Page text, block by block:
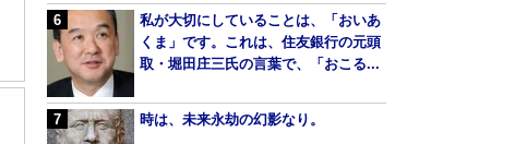
私が大切にしていることは、「おいあ
くま」です。これは、住友銀行の元頭
取・堀田庄三氏の言葉で、「おこる...
時は、未来永劫の幻影なり。